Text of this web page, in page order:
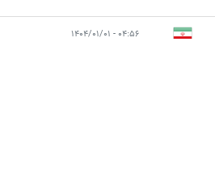
۰۴:۵۶ - ۱۴۰۴/۰۱/۰۱